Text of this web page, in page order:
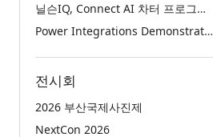
닐슨IQ, Connect AI 차터 프로그램 최초 고객사 ‘퓨리나’ 선정
Power Integrations Demonstrates World’s First 2200 V GaN Technology for Next-Era High-Voltage Power Systems
전시회
2026 부산국제사진제
NextCon 2026